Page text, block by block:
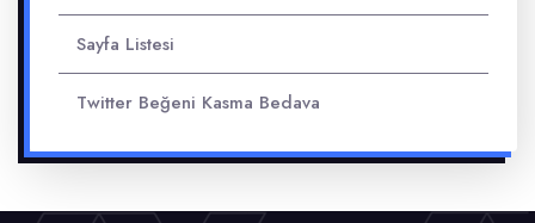
Sayfa Listesi
Twitter Beğeni Kasma Bedava